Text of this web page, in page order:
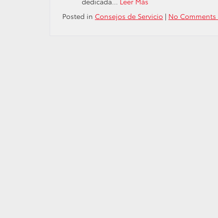
Posted in Consejos de Servicio | No Comments